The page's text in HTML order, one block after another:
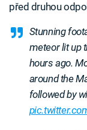
před druhou
Stunning
meteor lit up
hours ago.
around the
followed by